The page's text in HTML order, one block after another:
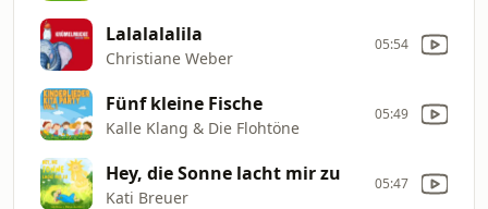
Lalalalalila
Christiane Weber
05:54
Fünf kleine Fische
Kalle Klang & Die Flohtöne
05:49
Hey, die Sonne lacht mir zu
Kati Breuer
05:47